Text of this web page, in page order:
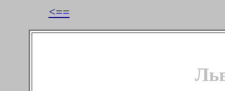
<==